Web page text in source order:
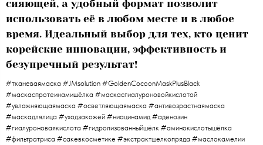
сияющей, а удобный формат позволит
использовать её в любом месте и в любое
время. Идеальный выбор для тех, кто ценит
корейские инновации, эффективность и
безупречный результат!
#тканеваямаска #JMsolution #GoldenCocoonMaskPlusBlack
#маскаспротеинамишёлка #маскасгиалуроновойкислотой
#увлажняющаямаска #осветляющаямаска #антивозрастнаямаска
#маскадлялица #уходзакожей #ниацинамид #аденозин
#гиалуроноваякислота #гидролизованныйшёлк #аминокислотышёлка
#фильтратриса #сакевкосметике #экстрактшелкопряда #маслокамелии